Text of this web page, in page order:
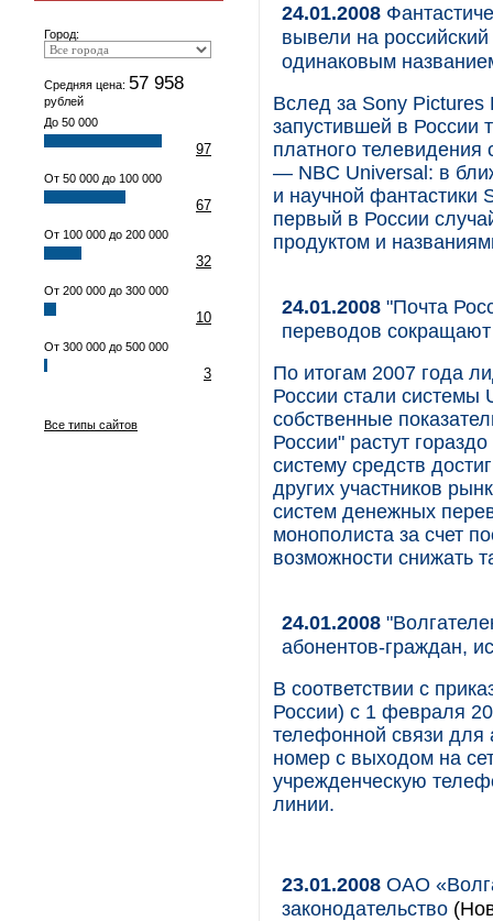
Город:
Средняя цена: 57 958
рублей
До 50 000
97
От 50 000 до 100 000
67
От 100 000 до 200 000
32
От 200 000 до 300 000
10
От 300 000 до 500 000
3
Все типы сайтов
24.01.2008
вывели на
одинаковым
Вслед за Sony Pictures
запустившей в России
платного телевидения
— NBC Universal: в
и научной фантастики
первый в России
продуктом и
24.01.2008 "Почта
переводов сокращают
По итогам 2007 года
России стали системы
собственные
России" растут
систему средств
других участников
систем денежных
монополиста за счет
возможности снижать
24.01.2008
абонентов-граждан,
В соответствии с
России) с 1 февраля
телефонной связи
номер с выходом на
учрежденческую
линии.
23.01.2008 ОАО
законодательство